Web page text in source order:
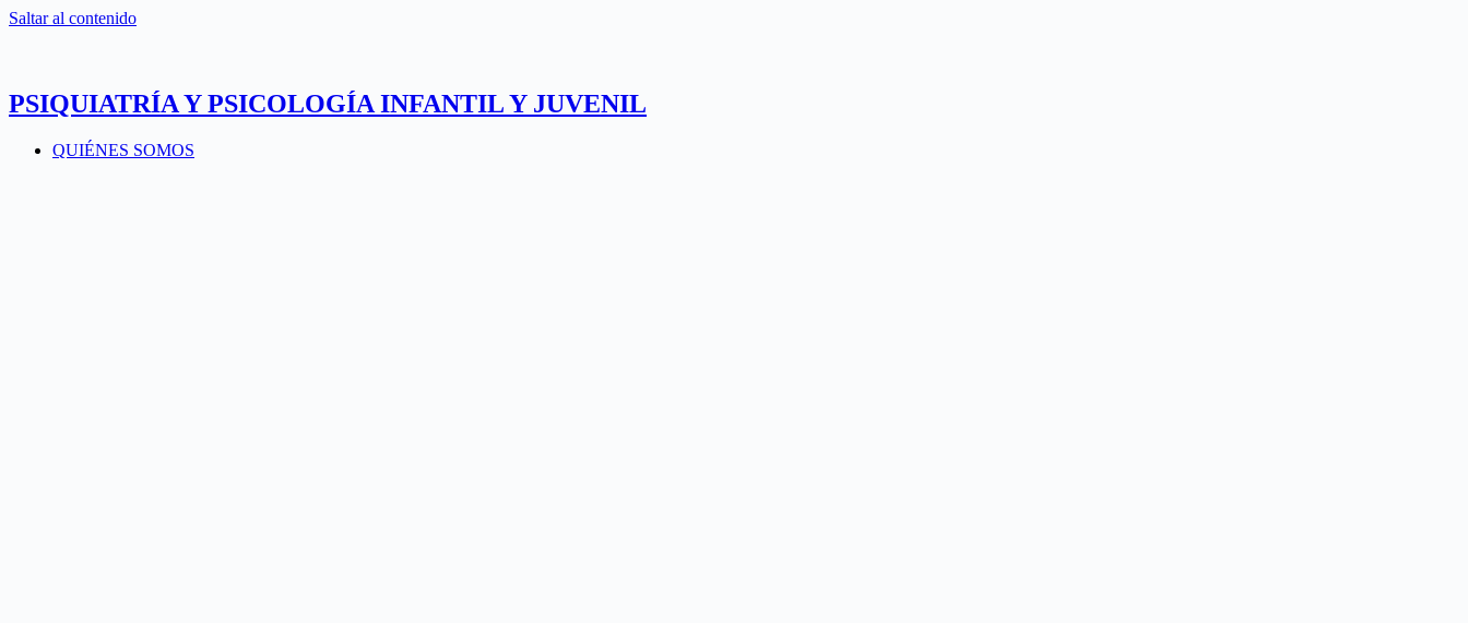
Saltar al contenido
PSIQUIATRÍA Y PSICOLOGÍA INFANTIL Y JUVENIL
QUIÉNES SOMOS